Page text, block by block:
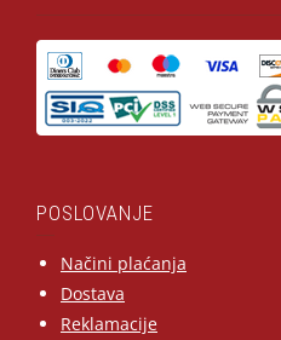
POSLOVANJE
Načini plaćanja
Dostava
Reklamacije